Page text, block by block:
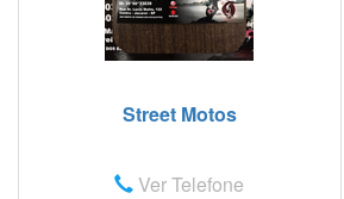
Street Motos
Ver Telefone